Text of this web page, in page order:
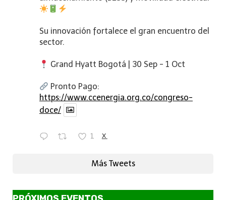
Su innovación fortalece el gran encuentro del
sector.
Grand Hyatt Bogotá | 30 Sep - 1 Oct
Pronto Pago:
https://www.ccenergia.org.co/congreso-
doce/
1 X
Más Tweets